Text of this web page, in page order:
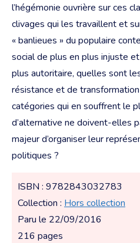
l’hégémonie ouvrière sur ces
clivages qui les travaillent et
« banlieues » du populaire
social de plus en plus injuste
plus autoritaire, quelles sont
résistance et de
catégories qui en souffrent le
d’alternative ne doivent-elles
majeur d’organiser leur
politiques ?
ISBN : 9782843032783
Collection : Hors collection
Paru le 22/09/2016
216 pages